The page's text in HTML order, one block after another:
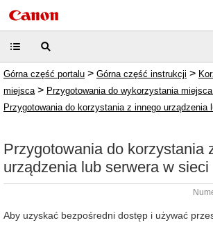
Górna część portalu > Górna część instrukcji >
miejsca > Przygotowania do wykorzystania
Przygotowania do korzystania z innego urządzenia
Przygotowania do korzystania
urządzenia lub serwera w sieci
Aby uzyskać bezpośredni dostęp i używać